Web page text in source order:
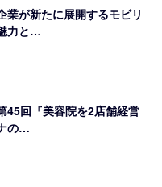
業が新たに展開するモビリ
力と…
45回『美容院を2店舗経営
の…